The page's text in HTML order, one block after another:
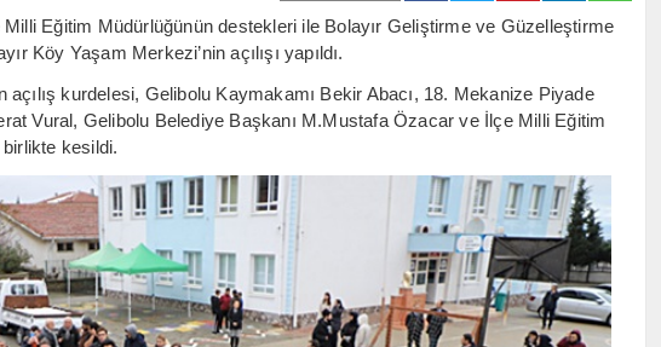
Milli Eğitim Müdürlüğünün destekleri ile Bolayır Geliştirme ve Güzelleştirme
Köy Yaşam Merkezi’nin açılışı yapıldı.
açılış kurdelesi, Gelibolu Kaymakamı Bekir Abacı, 18. Mekanize Piyade
Vural, Gelibolu Belediye Başkanı M.Mustafa Özacar ve İlçe Milli Eğitim
birlikte kesildi.